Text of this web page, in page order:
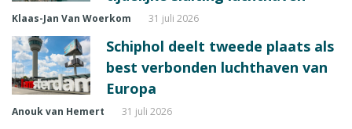
Klaas-Jan Van Woerkom 31 juli 2026
Schiphol deelt tweede plaats als
best verbonden luchthaven van
Europa
Anouk van Hemert 31 juli 2026